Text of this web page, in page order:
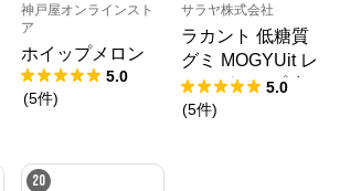
神戸屋オンラインスト
ア
ホイップメロン
5.0
(5件)
サラヤ株式会社
ラカント 低糖質
グミ MOGYUit レ
ッドグレープ味＆
ゴールデンピーチ
5.0
(5件)
20